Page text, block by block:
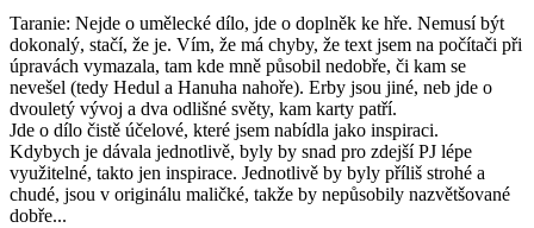
Taranie: Nejde o umělecké dílo, jde o doplněk ke hře. Nemusí být
dokonalý, stačí, že je. Vím, že má chyby, že text jsem na počítači při
úpravách vymazala, tam kde mně působil nedobře, či kam se
nevešel (tedy Hedul a Hanuha nahoře). Erby jsou jiné, neb jde o
dvouletý vývoj a dva odlišné světy, kam karty patří.
Jde o dílo čistě účelové, které jsem nabídla jako inspiraci.
Kdybych je dávala jednotlivě, byly by snad pro zdejší PJ lépe
využitelné, takto jen inspirace. Jednotlivě by byly příliš strohé a
chudé, jsou v originálu maličké, takže by nepůsobily nazvětšované
dobře...